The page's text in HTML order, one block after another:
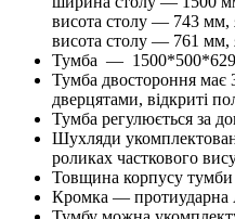
висота столу — 743 мм,
висота столу — 761 мм,
Тумба —
Тумба двостороння має
дверцятами, відкриті
Тумба регулюється за
Шухляди
роликах часткового
Товщина корпусу
Кромка —